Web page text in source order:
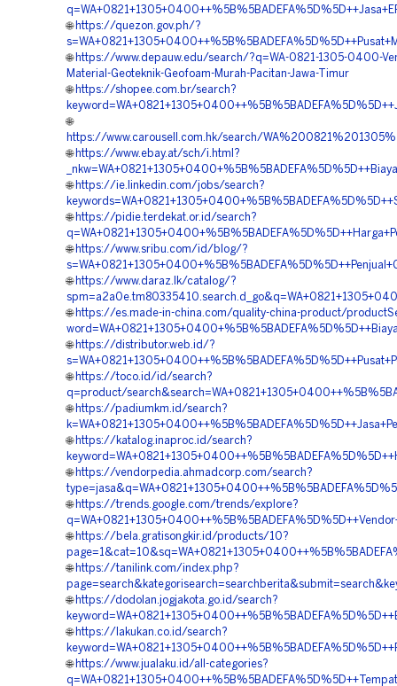
🌐 https://quezon.gov.ph/?
🌐 https://www.depauw.edu/search/?q=WA-0821-1305-0400-
Material-Geoteknik-Geofoam-Murah-Pacitan-Jawa-Timur
🌐 https://shopee.com.br/search?
🌐
https://www.carousell.com.hk/search/
🌐 https://www.ebay.at/sch/i.html?
🌐 https://ie.linkedin.com/jobs/search?
🌐 https://pidie.terdekat.or.id/search?
🌐 https://www.sribu.com/id/blog/?
🌐 https://www.daraz.lk/catalog/?
🌐 https://es.made-in-china.com/quality-china-product/
🌐 https://distributor.web.id/?
🌐 https://toco.id/id/search?
q=product/
🌐 https://padiumkm.id/search?
🌐 https://katalog.inaproc.id/search?
🌐 https://vendorpedia.ahmadcorp.com/search?
🌐 https://trends.google.com/trends/explore?
🌐 https://bela.gratisongkir.id/products/10?
🌐 https://tanilink.com/index.php?
🌐 https://dodolan.jogjakota.go.id/search?
🌐 https://lakukan.co.id/search?
🌐 https://www.jualaku.id/all-categories?